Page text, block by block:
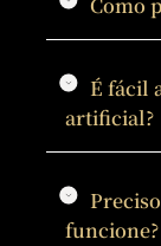
Como
É fácil
artificial?
funcione?